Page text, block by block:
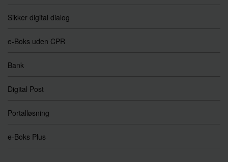
Sikker digital dialog
e-Boks uden CPR
Bank
Digital Post
Portalløsning
e-Boks Plus